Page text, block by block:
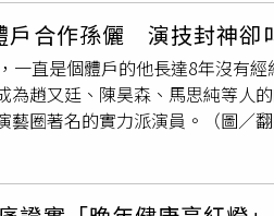
情！」蔡亘晏更激動表示，自
」她還大方分享打巴掌戲的小
得市場肯定，反映旅客對設計
與生活風格的特色住房提案，
1,400~4,000元，其中台北西門
心齋橋館3家為採經營管理委
貢獻約占6.2%。目前籌備中的還
，快速擴張的布局力道，也持續
導演一喊卡，戲裡的「死對頭」
了大尺度發揮，兩人在角色做
，為了抓準喜劇節奏，他甚至
飾演正直警察吳大緯的劉育仁
、眼神與儀態都參考記憶中爸
叮嚀他：「氣勢很重要，一定要
戶合作孫儷 演技封神卻
一直是個體戶的他長達8年沒有
趙又廷、陳昊森、馬思純等人
圈著名的實力派演員。（圖／
，幸福》深情的花拓也、《一把
。吳慷仁的得獎運也相當不錯，
2024年再度憑藉《有生之年》二